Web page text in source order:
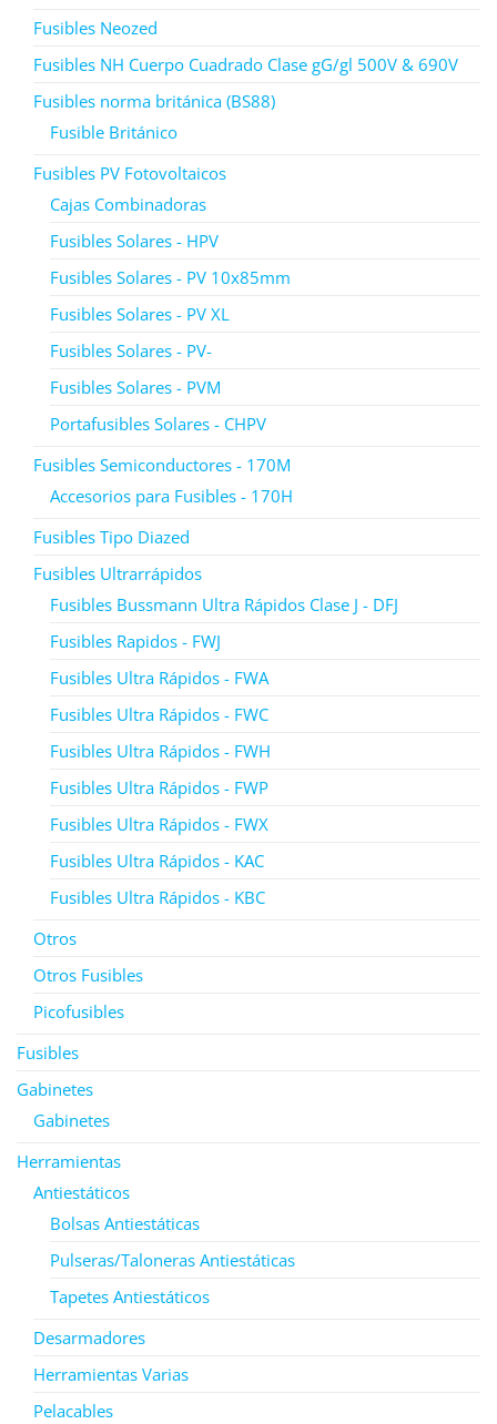
Fusibles Neozed
Fusibles NH Cuerpo Cuadrado Clase gG/gl 500V & 690V
Fusibles norma británica (BS88)
Fusible Británico
Fusibles PV Fotovoltaicos
Cajas Combinadoras
Fusibles Solares - HPV
Fusibles Solares - PV 10x85mm
Fusibles Solares - PV XL
Fusibles Solares - PV-
Fusibles Solares - PVM
Portafusibles Solares - CHPV
Fusibles Semiconductores - 170M
Accesorios para Fusibles - 170H
Fusibles Tipo Diazed
Fusibles Ultrarrápidos
Fusibles Bussmann Ultra Rápidos Clase J - DFJ
Fusibles Rapidos - FWJ
Fusibles Ultra Rápidos - FWA
Fusibles Ultra Rápidos - FWC
Fusibles Ultra Rápidos - FWH
Fusibles Ultra Rápidos - FWP
Fusibles Ultra Rápidos - FWX
Fusibles Ultra Rápidos - KAC
Fusibles Ultra Rápidos - KBC
Otros
Otros Fusibles
Picofusibles
Fusibles
Gabinetes
Gabinetes
Herramientas
Antiestáticos
Bolsas Antiestáticas
Pulseras/Taloneras Antiestáticas
Tapetes Antiestáticos
Desarmadores
Herramientas Varias
Pelacables